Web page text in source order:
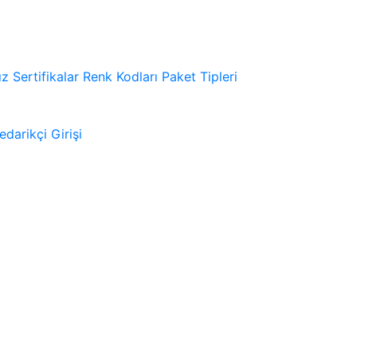
Sertifikalar Renk Kodları Paket Tipleri
Girişi